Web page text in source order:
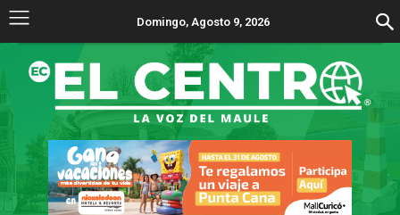
Domingo, Agosto 9, 2026